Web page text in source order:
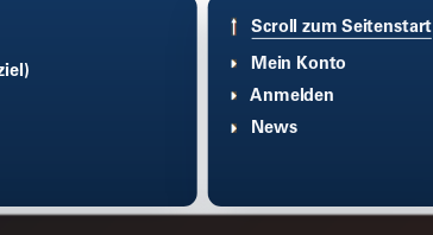
Scroll zum Seitenstart
Mein Konto
Anmelden
News